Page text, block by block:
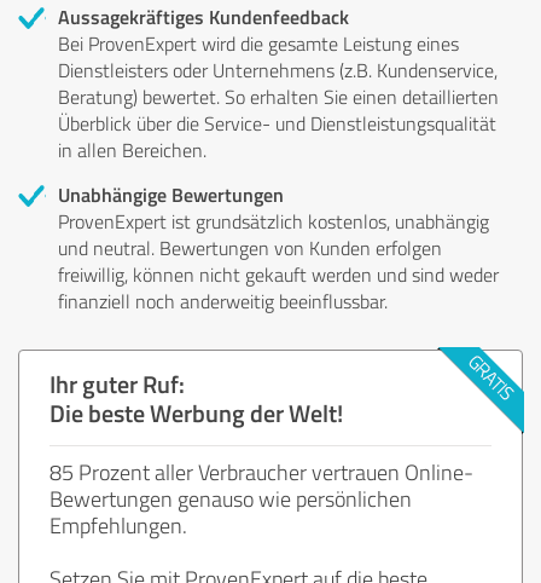
Aussagekräftiges Kundenfeedback
Bei ProvenExpert wird die gesamte Leistung eines
Dienstleisters oder Unternehmens (z.B. Kundenservice,
Beratung) bewertet. So erhalten Sie einen detaillierten
Überblick über die Service- und Dienstleistungsqualität
in allen Bereichen.
Unabhängige Bewertungen
ProvenExpert ist grundsätzlich kostenlos, unabhängig
und neutral. Bewertungen von Kunden erfolgen
freiwillig, können nicht gekauft werden und sind weder
finanziell noch anderweitig beeinflussbar.
Ihr guter Ruf:
Die beste Werbung der Welt!
85 Prozent aller Verbraucher vertrauen Online-
Bewertungen genauso wie persönlichen
Empfehlungen.